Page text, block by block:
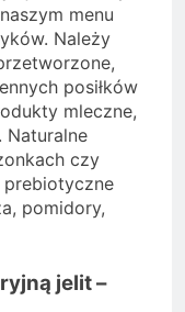
menu
Należy
posiłków
mleczne,
Naturalne
czy
prebiotyczne
pomidory,
jelit –